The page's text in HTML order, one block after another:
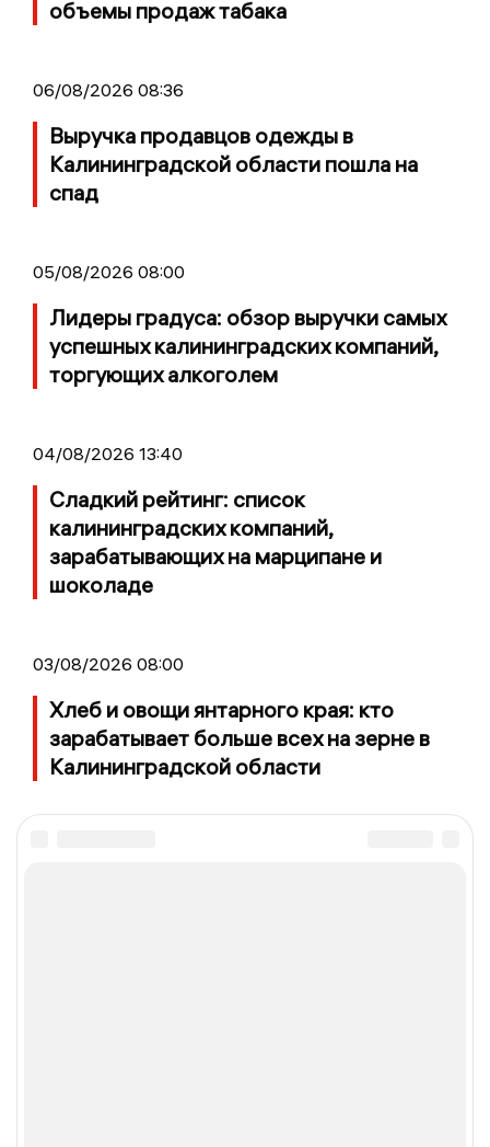
объемы продаж табака
06/08/2026 08:36
Выручка продавцов одежды в
Калининградской области пошла на
спад
05/08/2026 08:00
Лидеры градуса: обзор выручки самых
успешных калининградских компаний,
торгующих алкоголем
04/08/2026 13:40
Сладкий рейтинг: список
калининградских компаний,
зарабатывающих на марципане и
шоколаде
03/08/2026 08:00
Хлеб и овощи янтарного края: кто
зарабатывает больше всех на зерне в
Калининградской области